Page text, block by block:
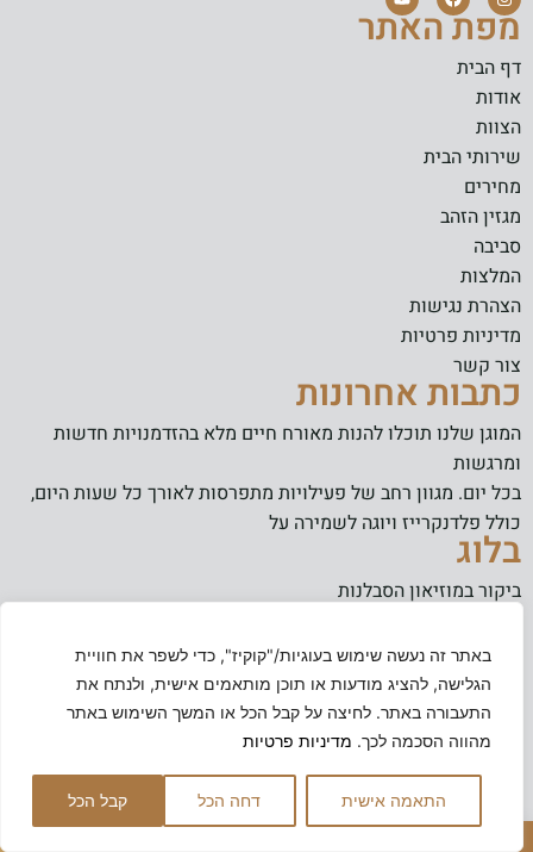
באתר זה נעשה שימוש בעוגיות/"קוקיז", כדי לשפר את חוויית
הגלישה, להציג מודעות או תוכן מותאמים אישית, ולנתח את
התעבורה באתר. לחיצה על קבל הכל או המשך השימוש באתר
מהווה הסכמה לכך. מדיניות פרטיות
התאמה אישית דחה הכל קבל הכל
מפת האתר
דף הבית
אודות
הצוות
שירותי הבית
מחירים
מגזין הזהב
סביבה
המלצות
הצהרת נגישות
מדיניות פרטיות
צור קשר
כתבות אחרונות
המוגן שלנו תוכלו להנות מאורח חיים מלא בהזדמנויות חדשות
ומרגשות
בכל יום. מגוון רחב של פעילויות מתפרסות לאורך כל שעות היום,
כולל פלדנקרייז ויוגה לשמירה על
בלוג
ביקור במוזיאון הסבלנות
איכות חיים במרכז העניינים
קפה ומאפה בניחוח של בית
מהעיניים של הדיירים: הכירו את תמר הרון
מרגישים בבית, כבר מהרגע הראשון
איכות חיים במרכז העניינים